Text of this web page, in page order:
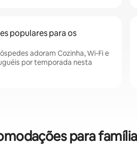
populares para os
adoram Cozinha, Wi-Fi e
por temporada nesta
para